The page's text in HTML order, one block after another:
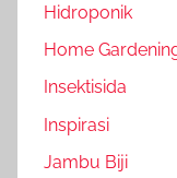
Hidroponik
Home
Insektisida
Inspirasi
Jambu Biji